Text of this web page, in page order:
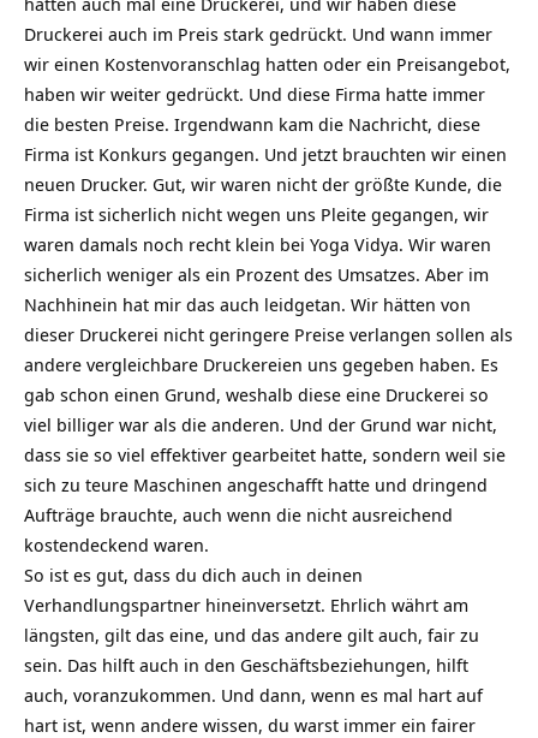
Druckerei auch im Preis stark gedrückt. Und wann immer
wir einen Kostenvoranschlag hatten oder ein Preisangebot,
haben wir weiter gedrückt. Und diese Firma hatte immer
die besten Preise. Irgendwann kam die Nachricht, diese
Firma ist Konkurs gegangen. Und jetzt brauchten wir einen
neuen Drucker. Gut, wir waren nicht der größte Kunde, die
Firma ist sicherlich nicht wegen uns Pleite gegangen, wir
waren damals noch recht klein bei Yoga Vidya. Wir waren
sicherlich weniger als ein Prozent des Umsatzes. Aber im
Nachhinein hat mir das auch leidgetan. Wir hätten von
dieser Druckerei nicht geringere Preise verlangen sollen als
andere vergleichbare Druckereien uns gegeben haben. Es
gab schon einen Grund, weshalb diese eine Druckerei so
viel billiger war als die anderen. Und der Grund war nicht,
dass sie so viel effektiver gearbeitet hatte, sondern weil sie
sich zu teure Maschinen angeschafft hatte und dringend
Aufträge brauchte, auch wenn die nicht ausreichend
kostendeckend waren.
So ist es gut, dass du dich auch in deinen
Verhandlungspartner hineinversetzt. Ehrlich währt am
längsten, gilt das eine, und das andere gilt auch, fair zu
sein. Das hilft auch in den Geschäftsbeziehungen, hilft
auch, voranzukommen. Und dann, wenn es mal hart auf
hart ist, wenn andere wissen, du warst immer ein fairer